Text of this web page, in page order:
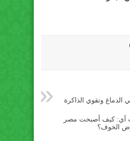
الدماغ وتقوي الذاكرة
آي: كيف أصبحت مصر
الخوف؟